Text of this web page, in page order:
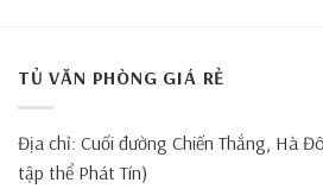
TỦ VĂN PHÒNG GIÁ RẺ
Địa chỉ: Cuối đường Chiến Thắng, Hà
tập thể Phát Tín)